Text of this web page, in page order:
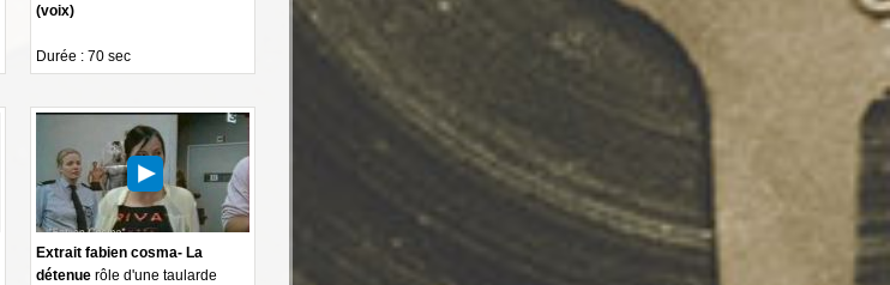
(voix)
Durée : 70 sec
Extrait fabien cosma- La
détenuerôle d'une taularde